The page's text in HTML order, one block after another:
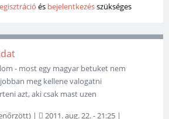
és bejelentkezésszükséges
- most egy magyar betuket nem
meg kellene valogatni
azt, aki csak mast uzen
| 2011. aug. 22. - 21:25 |